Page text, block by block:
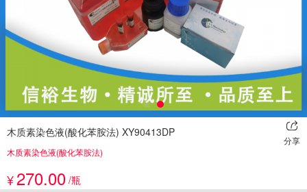
木质素染色液(酸化苯胺法) XY90413DP
分享
木质素染色液(酸化苯胺法)
¥270.00 /瓶